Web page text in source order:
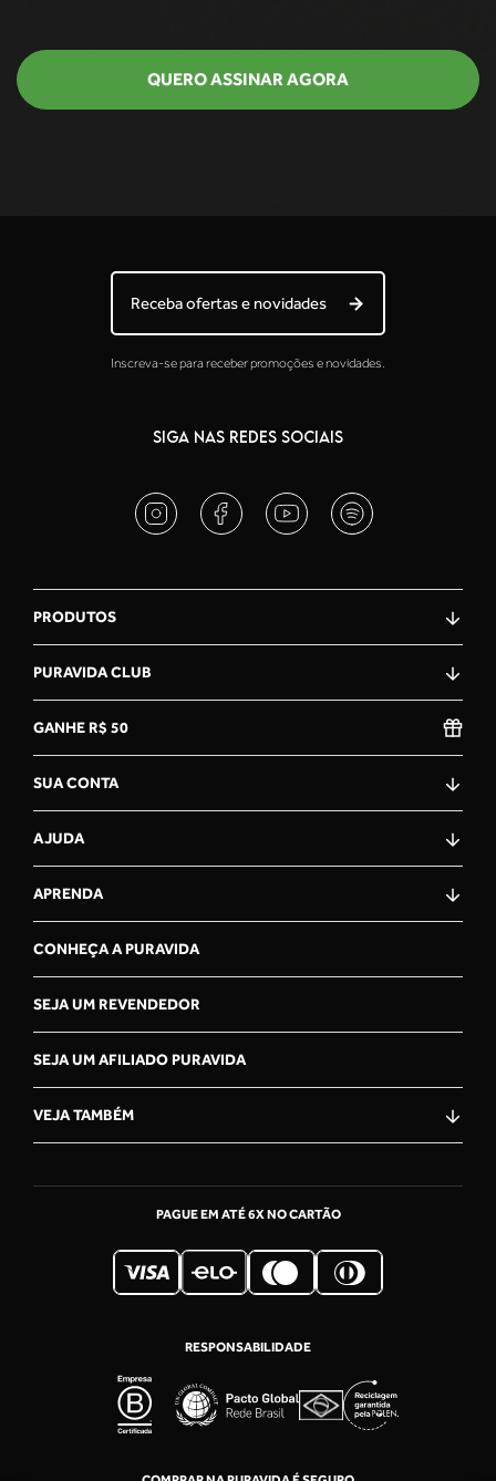
QUERO ASSINAR AGORA
Receba ofertas e novidades
Inscreva-se para receber promoções e novidades.
SIGA NAS REDES SOCIAIS
PRODUTOS
PURAVIDA CLUB
GANHE R$ 50
SUA CONTA
AJUDA
APRENDA
CONHEÇA A PURAVIDA
SEJA UM REVENDEDOR
SEJA UM AFILIADO PURAVIDA
VEJA TAMBÉM
PAGUE EM ATÉ 6X NO CARTÃO
RESPONSABILIDADE
OLÁ, VOCÊ ESTÁ NA CENTRAL
Acompanhe o trajeto da sua encomenda,
passo a passo.
Encontre rapidamente informações
relacionadas a produtos, ajuda para comprar
no site, meu pedido, frete, etc.